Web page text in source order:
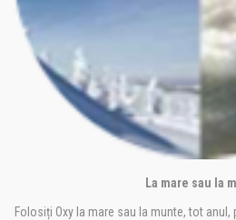
La mare sau la
Folosiți Oxy la mare sau la munte, tot